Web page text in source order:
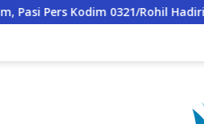
Upacara Hari Jadi Provinsi Riau